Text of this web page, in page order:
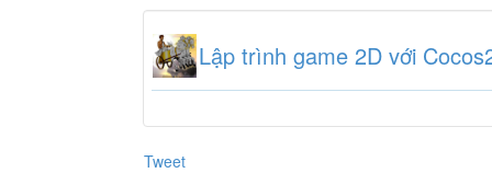
Lập trình game 2D với
Tweet